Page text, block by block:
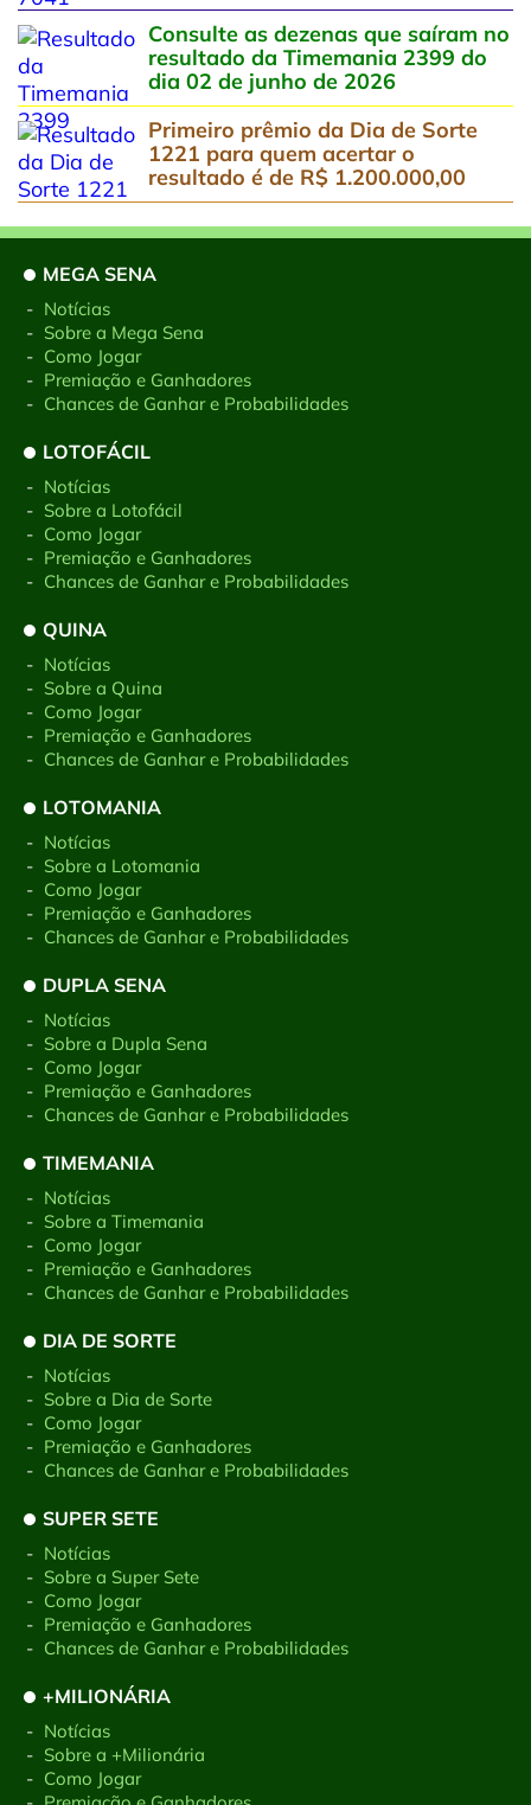
Consulte as dezenas que saíram no
resultado da Timemania 2399 do
dia 02 de junho de 2026
Primeiro prêmio da Dia de Sorte
1221 para quem acertar o
resultado é de R$ 1.200.000,00
MEGA SENA
- Notícias
- Sobre a Mega Sena
- Como Jogar
- Premiação e Ganhadores
- Chances de Ganhar e Probabilidades
LOTOFÁCIL
- Notícias
- Sobre a Lotofácil
- Como Jogar
- Premiação e Ganhadores
- Chances de Ganhar e Probabilidades
QUINA
- Notícias
- Sobre a Quina
- Como Jogar
- Premiação e Ganhadores
- Chances de Ganhar e Probabilidades
LOTOMANIA
- Notícias
- Sobre a Lotomania
- Como Jogar
- Premiação e Ganhadores
- Chances de Ganhar e Probabilidades
DUPLA SENA
- Notícias
- Sobre a Dupla Sena
- Como Jogar
- Premiação e Ganhadores
- Chances de Ganhar e Probabilidades
TIMEMANIA
- Notícias
- Sobre a Timemania
- Como Jogar
- Premiação e Ganhadores
- Chances de Ganhar e Probabilidades
DIA DE SORTE
- Notícias
- Sobre a Dia de Sorte
- Como Jogar
- Premiação e Ganhadores
- Chances de Ganhar e Probabilidades
SUPER SETE
- Notícias
- Sobre a Super Sete
- Como Jogar
- Premiação e Ganhadores
- Chances de Ganhar e Probabilidades
+MILIONÁRIA
- Notícias
- Sobre a +Milionária
- Como Jogar